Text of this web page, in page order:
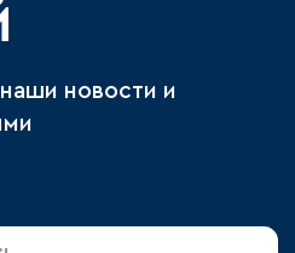
новости и